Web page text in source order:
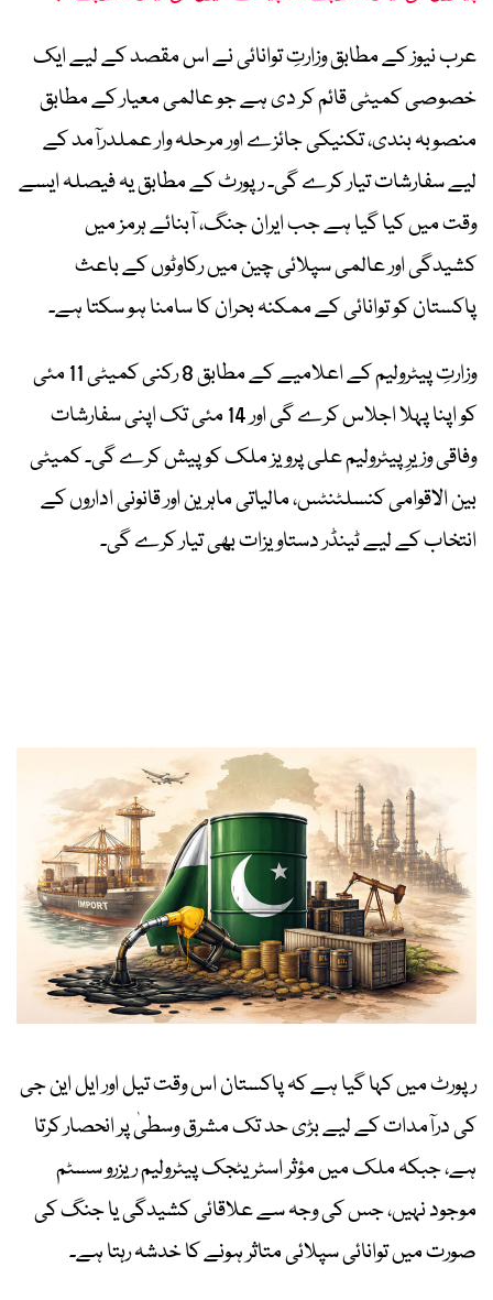
عرب نیوز کے مطابق وزارتِ توانائی نے اس مقصد کے لیے ایک
خصوصی کمیٹی قائم کر دی ہے جو عالمی معیار کے مطابق
منصوبہ بندی، تکنیکی جائزے اور مرحلہ وار عملدرآمد کے
لیے سفارشات تیار کرے گی۔ رپورٹ کے مطابق یہ فیصلہ ایسے
وقت میں کیا گیا ہے جب ایران جنگ، آبنائے ہرمز میں
کشیدگی اور عالمی سپلائی چین میں رکاوٹوں کے باعث
پاکستان کو توانائی کے ممکنہ بحران کا سامنا ہو سکتا ہے۔
وزارتِ پیٹرولیم کے اعلامیے کے مطابق 8 رکنی کمیٹی 11 مئی
کو اپنا پہلا اجلاس کرے گی اور 14 مئی تک اپنی سفارشات
وفاقی وزیرِ پیٹرولیم علی پرویز ملک کو پیش کرے گی۔ کمیٹی
بین الاقوامی کنسلٹنٹس، مالیاتی ماہرین اور قانونی اداروں کے
انتخاب کے لیے ٹینڈر دستاویزات بھی تیار کرے گی۔
رپورٹ میں کہا گیا ہے کہ پاکستان اس وقت تیل اور ایل این جی
کی درآمدات کے لیے بڑی حد تک مشرق وسطیٰ پر انحصار کرتا
ہے، جبکہ ملک میں مؤثر اسٹریٹجک پیٹرولیم ریزرو سسٹم
موجود نہیں، جس کی وجہ سے علاقائی کشیدگی یا جنگ کی
صورت میں توانائی سپلائی متاثر ہونے کا خدشہ رہتا ہے۔